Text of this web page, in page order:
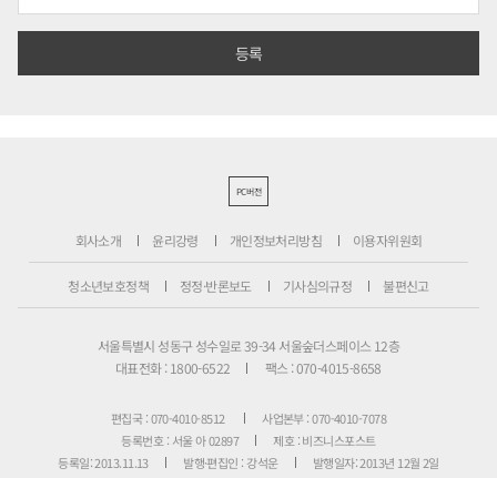
PC버전
회사소개 윤리강령 개인정보처리방침 이용자위원회
청소년보호정책 정정·반론보도 기사심의규정 불편신고
서울특별시 성동구 성수일로 39-34 서울숲더스페이스 12층
대표전화 : 1800-6522
팩스 : 070-4015-8658
편집국 : 070-4010-8512
사업본부 : 070-4010-7078
등록번호 : 서울 아 02897
제호 : 비즈니스포스트
등록일: 2013.11.13
발행·편집인 : 강석운
발행일자: 2013년 12월 2일